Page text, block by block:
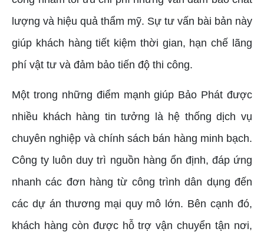
lượng và hiệu quả thẩm mỹ. Sự tư vấn bài bản này
giúp khách hàng tiết kiệm thời gian, hạn chế lãng
phí vật tư và đảm bảo tiến độ thi công.
Một trong những điểm mạnh giúp Bảo Phát được
nhiều khách hàng tin tưởng là hệ thống dịch vụ
chuyên nghiệp và chính sách bán hàng minh bạch.
Công ty luôn duy trì nguồn hàng ổn định, đáp ứng
nhanh các đơn hàng từ công trình dân dụng đến
các dự án thương mại quy mô lớn. Bên cạnh đó,
khách hàng còn được hỗ trợ vận chuyển tận nơi,